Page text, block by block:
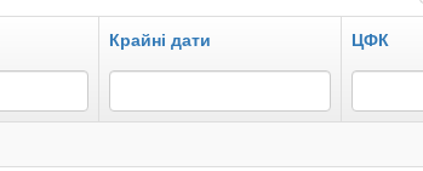
Крайні дати ЦФК